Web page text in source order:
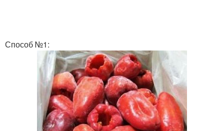
Перец для заготовки Фаршированные перцы
Правильная заморозка Перцы без начинки
Способ №1: